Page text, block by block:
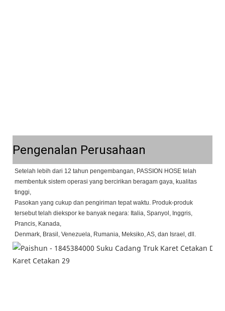
Pengenalan Perusahaan
Setelah lebih dari 12 tahun pengembangan, PASSION HOSE telah
membentuk sistem operasi yang bercirikan beragam gaya, kualitas
tinggi,
Pasokan yang cukup dan pengiriman tepat waktu. Produk-produk
tersebut telah diekspor ke banyak negara: Italia, Spanyol, Inggris,
Prancis, Kanada,
Denmark, Brasil, Venezuela, Rumania, Meksiko, AS, dan Israel, dll.